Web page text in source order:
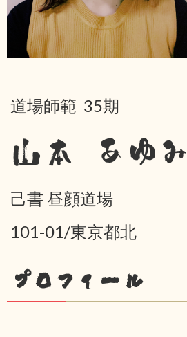
道場師範 35期
山本 あゆみ
己書 昼顔道場
101-01/東京都北
プロフィール